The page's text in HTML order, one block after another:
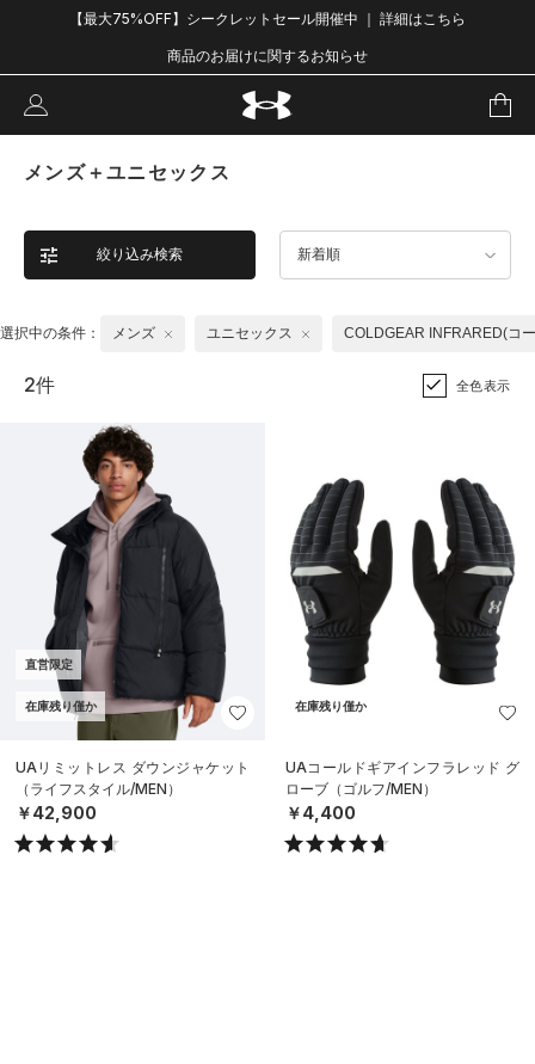
【最大75%OFF】シークレットセール開催中 ｜ 詳細はこちら
商品のお届けに関するお知らせ
メンズ＋ユニセックス
絞り込み検索 新着順
選択中の条件： メンズ ユニセックス COLDGEAR INFRARED(コ
2件 全色表示
直営限定
在庫残り僅か
UAリミットレス ダウンジャケット
（ライフスタイル/MEN）
￥42,900
在庫残り僅か
UAコールドギアインフラレッド グ
ローブ（ゴルフ/MEN）
￥4,400